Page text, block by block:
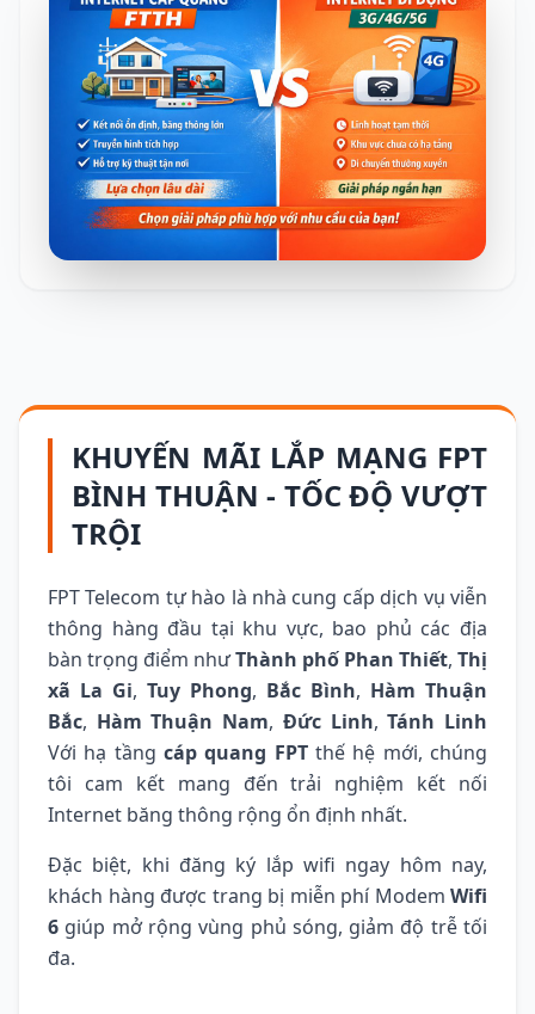
KHUYẾN MÃI LẮP MẠNG FPT
BÌNH THUẬN - TỐC ĐỘ VƯỢT
TRỘI
FPT Telecom tự hào là nhà cung cấp dịch vụ viễn
thông hàng đầu tại khu vực, bao phủ các địa
bàn trọng điểm nhưThành phố Phan Thiết, Thị
xã La Gi, Tuy Phong, Bắc Bình, Hàm Thuận
Bắc, Hàm Thuận Nam, Đức Linh,Tánh Linh
Với hạ tầng cáp quang FPTthế hệ mới, chúng
tôi cam kết mang đến trải nghiệm kết nối
Internet băng thông rộng ổn định nhất.
Đặc biệt, khi đăng ký lắp wifi ngay hôm nay,
khách hàng được trang bị miễn phí Modem Wifi
6 giúp mở rộng vùng phủ sóng, giảm độ trễ tối
đa.